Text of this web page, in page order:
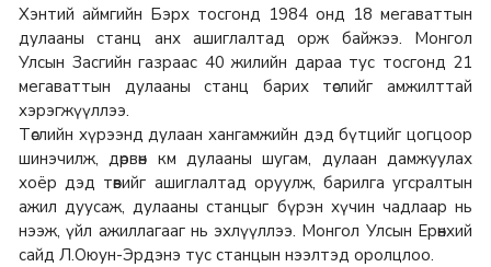
Хэнтий аймгийн Бэрх тосгонд 1984 онд 18 мегаваттын
дулааны станц анх ашиглалтад орж байжээ. Монгол
Улсын Засгийн газраас 40 жилийн дараа тус тосгонд 21
мегаваттын дулааны станц барих төслийг амжилттай
хэрэгжүүллээ.
Төслийн хүрээнд дулаан хангамжийн дэд бүтцийг цогцоор
шинэчилж, дөрвөн км дулааны шугам, дулаан дамжуулах
хоёр дэд төвийг ашиглалтад оруулж, барилга угсралтын
ажил дуусаж, дулааны станцыг бүрэн хүчин чадлаар нь
нээж, үйл ажиллагааг нь эхлүүллээ. Монгол Улсын Ерөнхий
сайд Л.Оюун-Эрдэнэ тус станцын нээлтэд оролцлоо.